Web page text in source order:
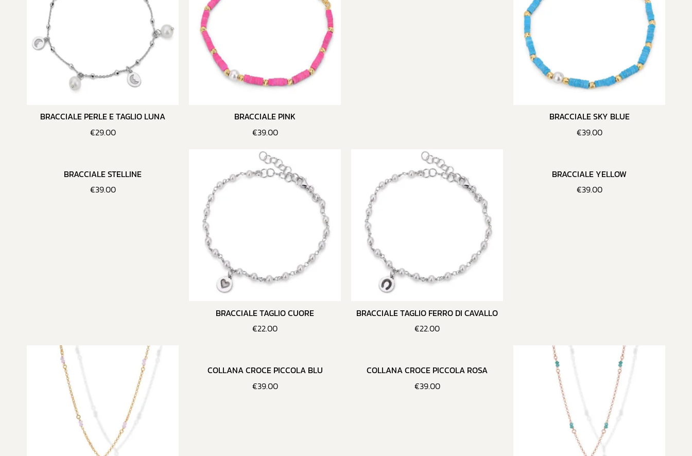
BRACCIALE PERLE E TAGLIO LUNA
€29.00
BRACCIALE PINK
€39.00
BRACCIALE SKY BLUE
€39.00
BRACCIALE STELLINE
€39.00
BRACCIALE TAGLIO CUORE
€22.00
BRACCIALE TAGLIO FERRO DI CAVALLO
€22.00
BRACCIALE YELLOW
€39.00
COLLANA CROCE PICCOLA BLU
€39.00
COLLANA CROCE PICCOLA ROSA
€39.00